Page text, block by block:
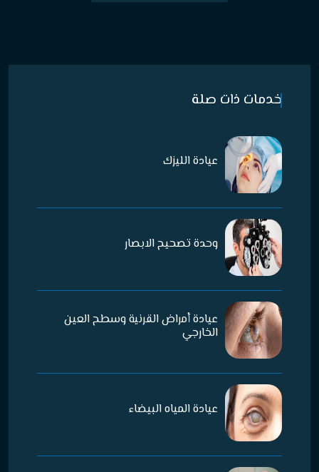
خدمات ذات صلة
عيادة الليزك
وحدة تصحيح الابصار
عيادة أمراض القرنية وسطح العين
الخارجي
عيادة المياه البيضاء